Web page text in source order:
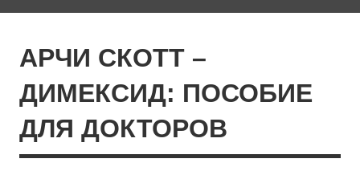
АРЧИ СКОТТ –
ДИМЕКСИД: ПОСОБИЕ
ДЛЯ ДОКТОРОВ